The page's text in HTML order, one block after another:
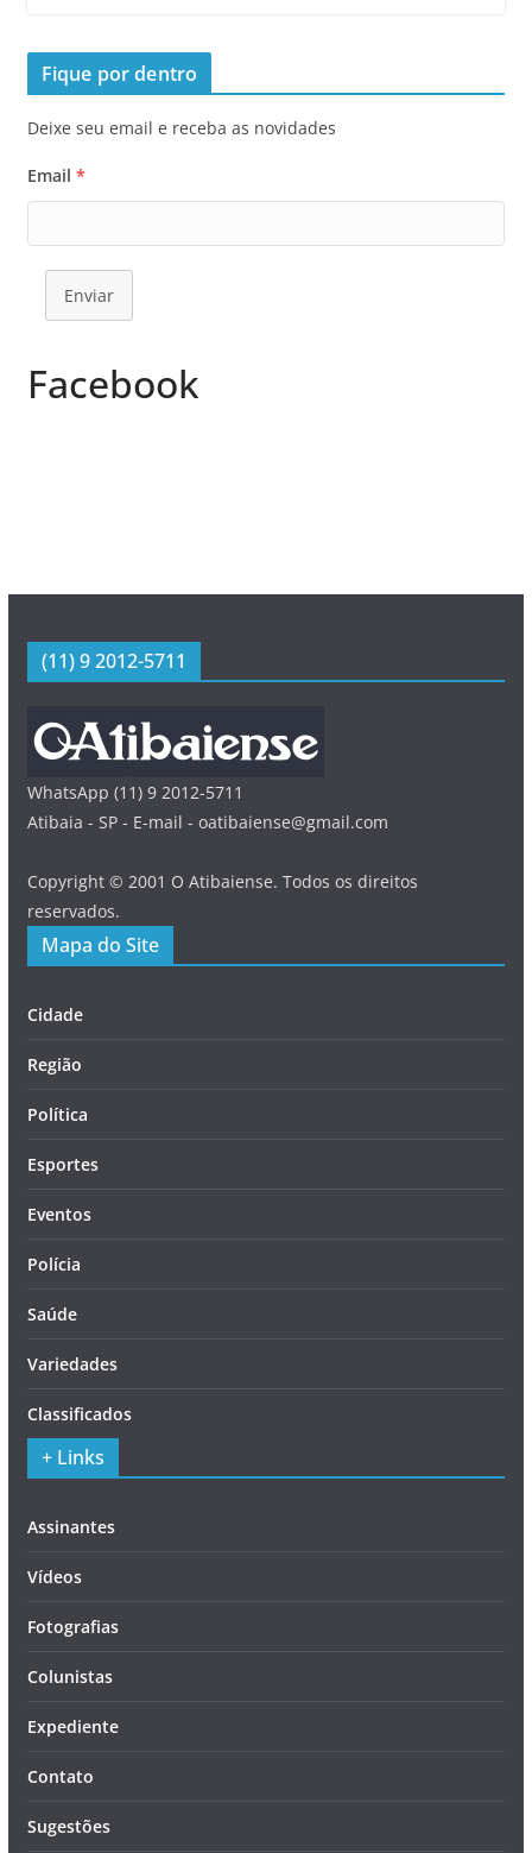
Fique por dentro
Deixe seu email e receba as novidades
Email *
Enviar
Facebook
(11) 9 2012-5711
WhatsApp (11) 9 2012-5711
Atibaia - SP - E-mail - oatibaiense@gmail.com
Copyright © 2001 O Atibaiense. Todos os direitos
reservados.
Mapa do Site
Cidade
Região
Política
Esportes
Eventos
Polícia
Saúde
Variedades
Classificados
+ Links
Assinantes
Vídeos
Fotografias
Colunistas
Expediente
Contato
Sugestões